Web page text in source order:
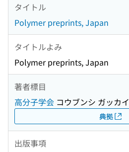
タイトル
Polymer preprints, Japan
タイトルよみ
Polymer preprints, Japan
著者標目
高分子学会 コウブンシ ガッカイ
典拠
出版事項